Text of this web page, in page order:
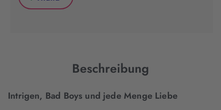
neuem
Thalia
Beschreibung
Intrigen, Bad Boys und jede Menge Liebe